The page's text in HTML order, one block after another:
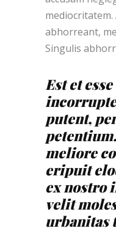
abhorreant,
Singulis
Est et
putent,
meliore
eripuit
ex nostro
velit
urbanitas